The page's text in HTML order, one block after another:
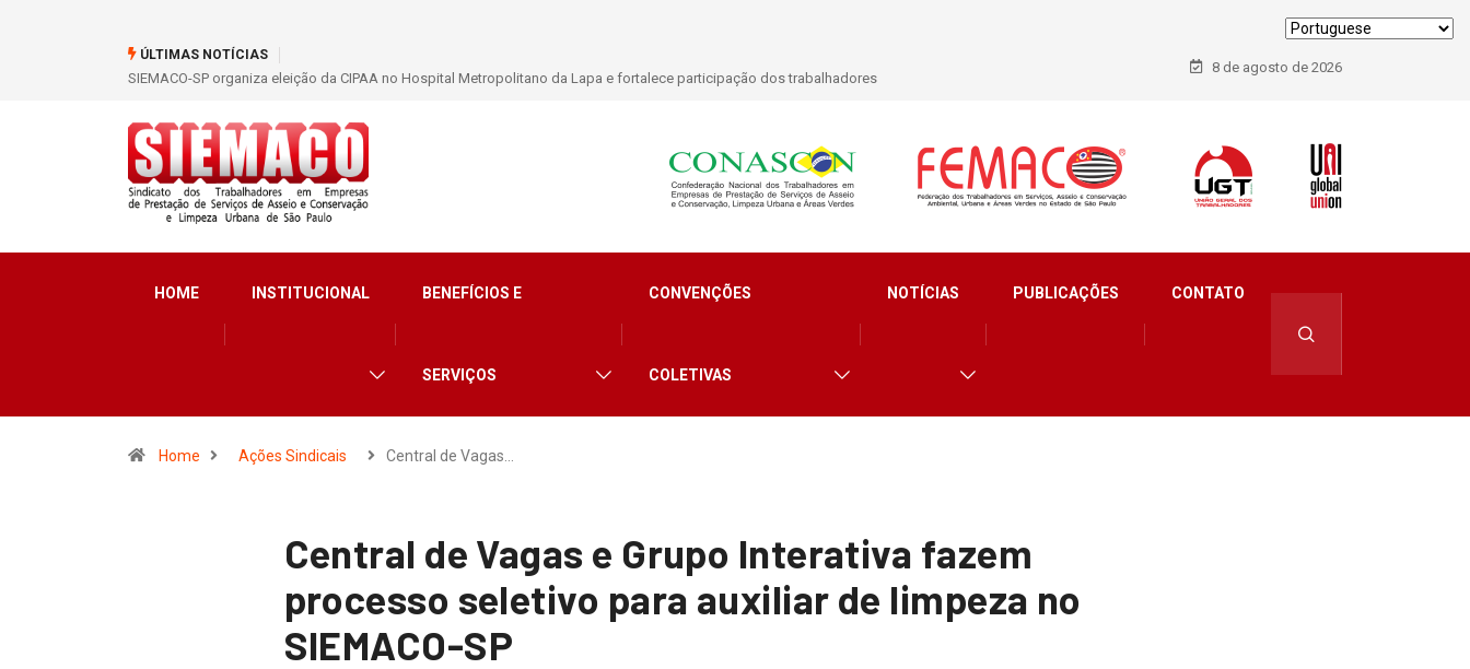
ÚLTIMAS NOTÍCIAS
SIEMACO-SP organiza eleição da CIPAA no Hospital Metropolitano da Lapa e fortalece participação dos trabalhadores
8 de agosto de 2026
HOME INSTITUCIONAL BENEFÍCIOS E
SERVIÇOS
CONVENÇÕES
COLETIVAS
NOTÍCIAS PUBLICAÇÕES CONTATO
Home Ações Sindicais Central de Vagas…
Central de Vagas e Grupo Interativa fazem
processo seletivo para auxiliar de limpeza no
SIEMACO-SP